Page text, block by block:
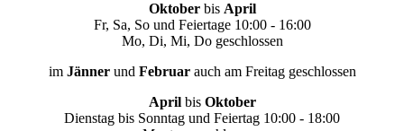
Oktoberbis April
Fr, Sa, So und Feiertage 10:00 - 16:00
Mo, Di, Mi, Do geschlossen
im Jännerund Februar auch am Freitag geschlossen
Aprilbis Oktober
Dienstag bis Sonntag und Feiertag 10:00 - 18:00